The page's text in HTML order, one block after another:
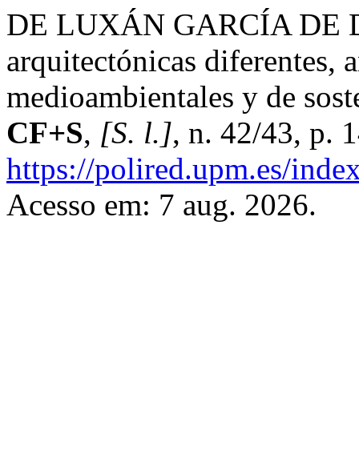
DE LUXÁN GARCÍA DE
arquitectónicas diferentes,
medioambientales y de
CF+S, [S. l.], n. 42/43, p.
https://polired.upm.es/
Acesso em: 7 aug. 2026.